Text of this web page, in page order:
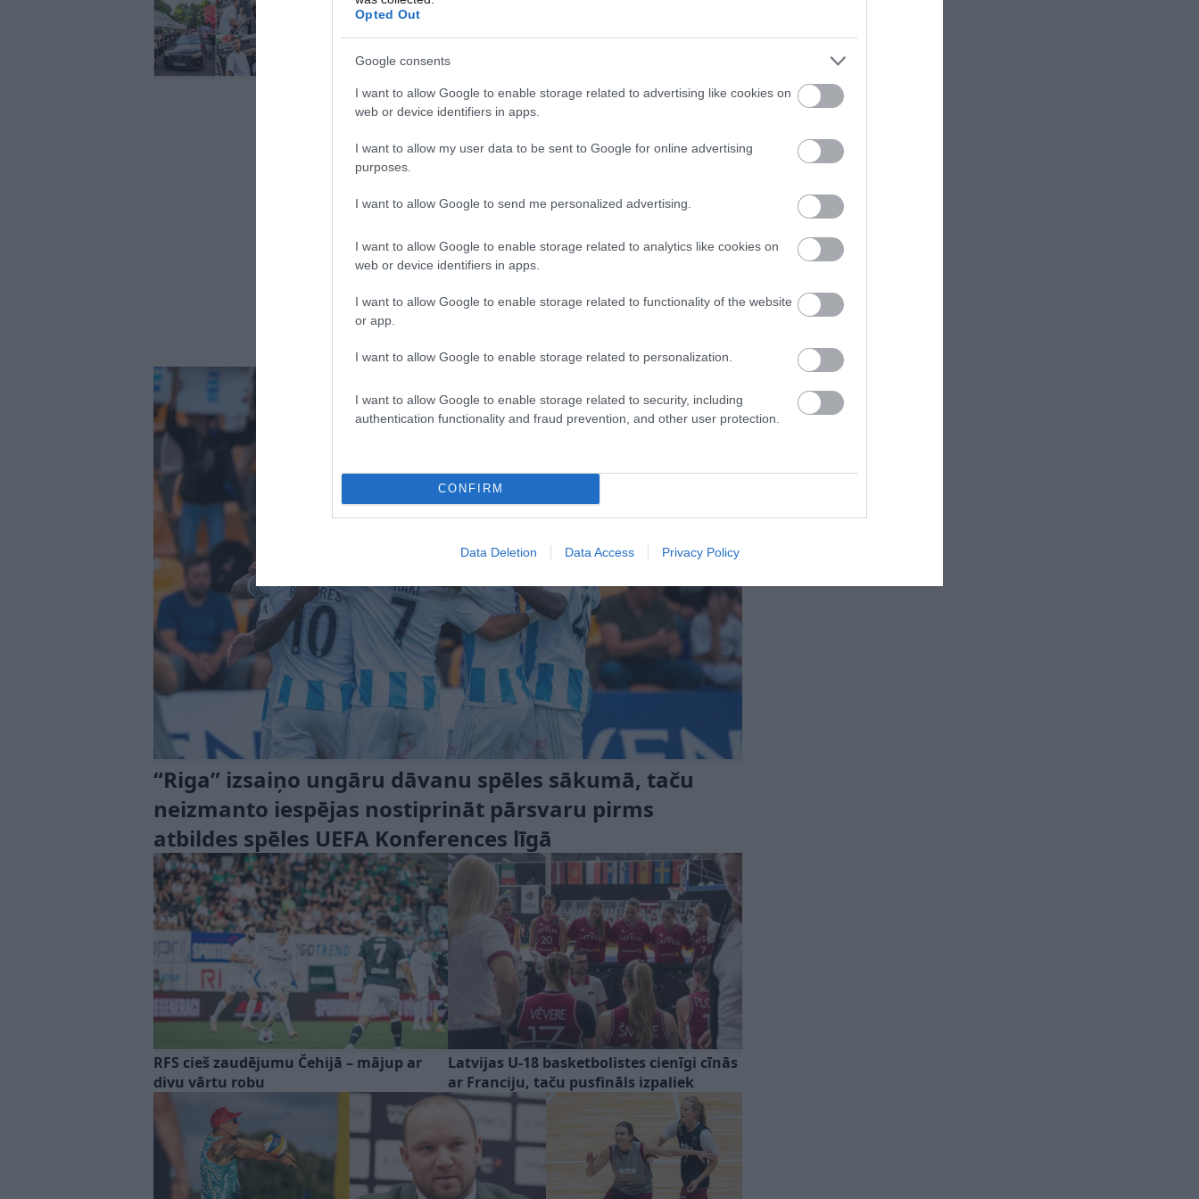
Opted Out
Google consents
I want to allow Google to enable storage related to advertising like cookies on
web or device identifiers in apps.
I want to allow my user data to be sent to Google for online advertising
purposes.
I want to allow Google to send me personalized advertising.
I want to allow Google to enable storage related to analytics like cookies on
web or device identifiers in apps.
I want to allow Google to enable storage related to functionality of the website
or app.
I want to allow Google to enable storage related to personalization.
I want to allow Google to enable storage related to security, including
authentication functionality and fraud prevention, and other user protection.
CONFIRM
Data Deletion Data Access Privacy Policy
“Riga” izsaiņo ungāru dāvanu spēles sākumā, taču
neizmanto iespējas nostiprināt pārsvaru pirms
atbildes spēles UEFA Konferences līgā
RFS cieš zaudējumu Čehijā – mājup ar
divu vārtu robu
Latvijas U-18 basketbolistes cienīgi cīnās
ar Franciju, taču pusfināls izpaliek